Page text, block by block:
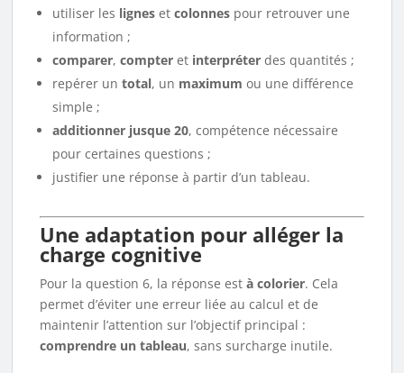
utiliser les lignes etcolonnes pour retrouver une
information ;
comparer,compter et interpréter des quantités ;
repérer untotal, un maximum ou une différence
simple ;
additionner jusque 20, compétence nécessaire
pour certaines questions ;
justifier une réponse à partir d’un tableau.
Une adaptation pour alléger la
charge cognitive
Pour la question 6, la réponse està colorier. Cela
permet d’éviter une erreur liée au calcul et de
maintenir l’attention sur l’objectif principal :
comprendre un tableau, sans surcharge inutile.